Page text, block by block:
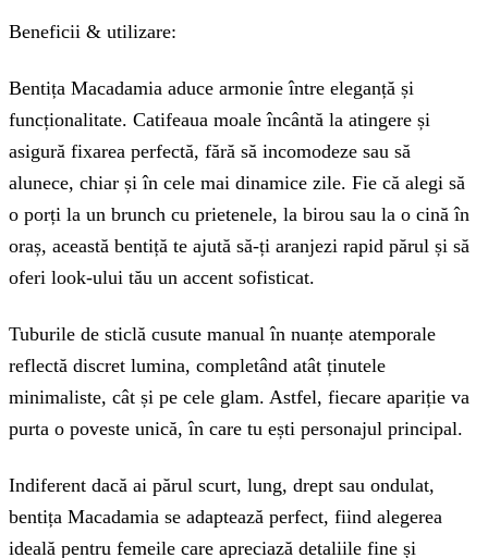
Beneficii & utilizare:
Bentița Macadamia aduce armonie între eleganță și
funcționalitate. Catifeaua moale încântă la atingere și
asigură fixarea perfectă, fără să incomodeze sau să
alunece, chiar și în cele mai dinamice zile. Fie că alegi să
o porți la un brunch cu prietenele, la birou sau la o cină în
oraș, această bentiță te ajută să-ți aranjezi rapid părul și să
oferi look-ului tău un accent sofisticat.
Tuburile de sticlă cusute manual în nuanțe atemporale
reflectă discret lumina, completând atât ținutele
minimaliste, cât și pe cele glam. Astfel, fiecare apariție va
purta o poveste unică, în care tu ești personajul principal.
Indiferent dacă ai părul scurt, lung, drept sau ondulat,
bentița Macadamia se adaptează perfect, fiind alegerea
ideală pentru femeile care apreciază detaliile fine și